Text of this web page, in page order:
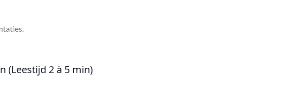
(Leestijd 2 à 5 min)